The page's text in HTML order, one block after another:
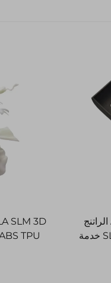
طباعة 3D عالية الجودة ABS الراتنج
النيلون قطع البلاستيك SLA SLS خدمة